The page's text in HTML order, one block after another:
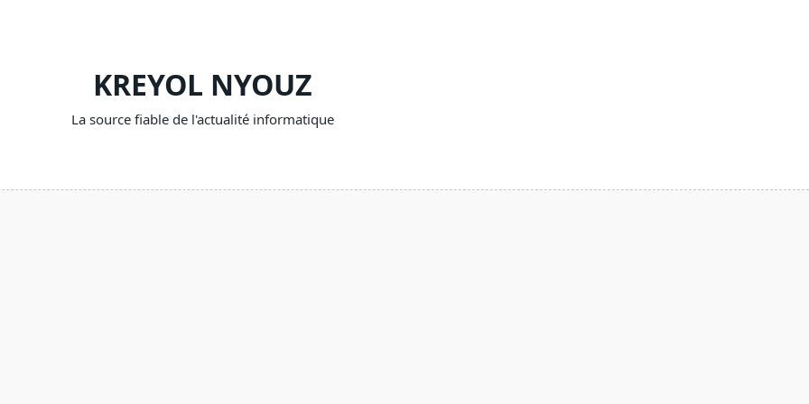
KREYOL NYOUZ
La source fiable de l'actualité informatique